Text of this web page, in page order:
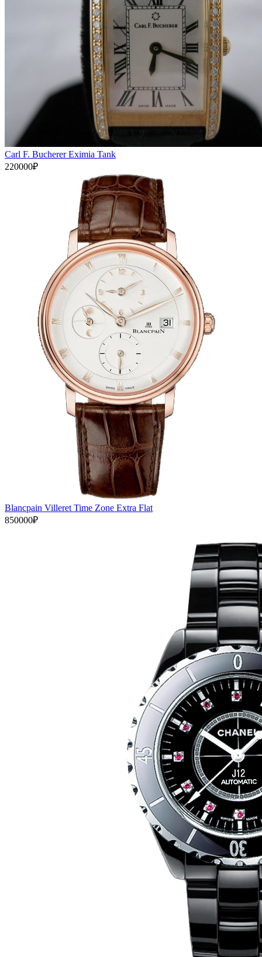
Carl F. Bucherer Eximia Tank
220000₽
Blancpain Villeret Time Zone Extra Flat
850000₽